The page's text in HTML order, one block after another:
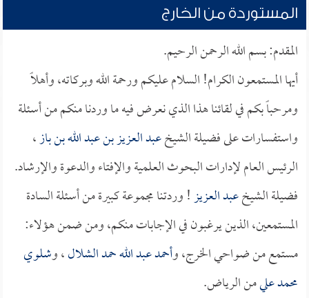
المستوردة من الخارج
المقدم: بسم الله الرحمن الرحيم.
أيها المستمعون الكرام! السلام عليكم ورحمة الله وبركاته، وأهلاً
ومرحباً بكم في لقائنا هذا الذي نعرض فيه ما وردنا منكم من أسئلة
واستفسارات على فضيلة الشيخعبد العزيز بن عبد الله بن باز،
الرئيس العام لإدارات البحوث العلمية والإفتاء والدعوة والإرشاد.
فضيلة الشيخعبد العزيز! وردتنا مجموعة كبيرة من أسئلة السادة
المستمعين، الذين يرغبون في الإجابات منكم، ومن ضمن هؤلاء:
مستمع من ضواحي الخرج، وأحمد عبد الله حمد الشلال، وشلوي
محمد عليمن الرياض.